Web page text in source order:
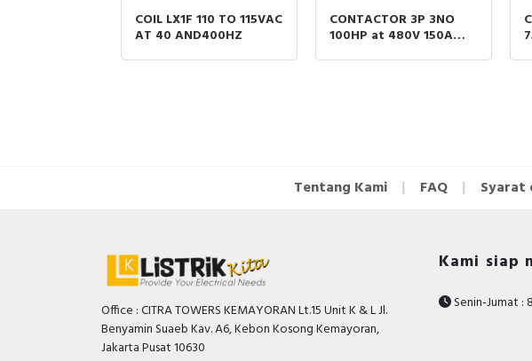
COIL LX1F 110 TO 115VAC
AT 40 AND400HZ
CONTACTOR 3P 3NO
100HP at 480V 150A
Tentang Kami FAQ Syarat
Office : CITRA TOWERS KEMAYORAN Lt.15 Unit K & L Jl.
Benyamin Suaeb Kav. A6, Kebon Kosong Kemayoran,
Jakarta Pusat 10630
Kami siap
Senin-Jumat